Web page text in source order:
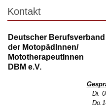
Kontakt
Deutscher Berufsverband
der MotopädInnen/
MototherapeutInnen
DBM e.V.
Di.